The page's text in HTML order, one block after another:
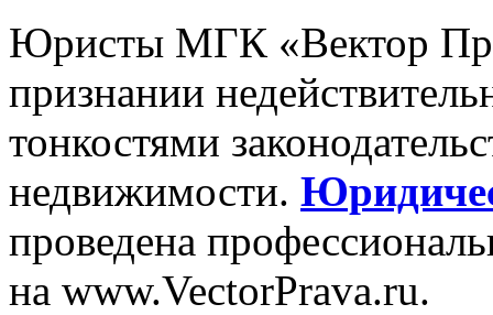
Юристы МГК «Вектор
признании
тонкостями
недвижимости.
проведена
на www.VectorPrava.ru.